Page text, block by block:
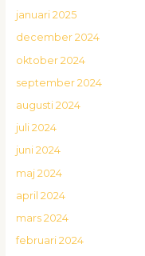
januari 2025
december 2024
oktober 2024
september 2024
augusti 2024
juli 2024
juni 2024
maj 2024
april 2024
mars 2024
februari 2024